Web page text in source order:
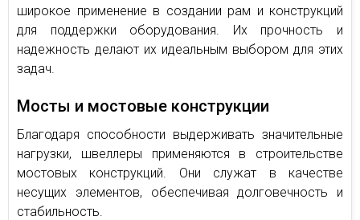
широкое применение в создании рам и конструкций
для поддержки оборудования. Их прочность и
надежность делают их идеальным выбором для этих
задач.
Мосты и мостовые конструкции
Благодаря способности выдерживать значительные
нагрузки, швеллеры применяются в строительстве
мостовых конструкций. Они служат в качестве
несущих элементов, обеспечивая долговечность и
стабильность.